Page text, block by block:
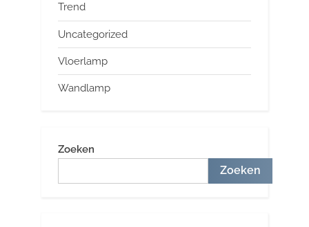
Trend
Uncategorized
Vloerlamp
Wandlamp
Zoeken
Zoeken